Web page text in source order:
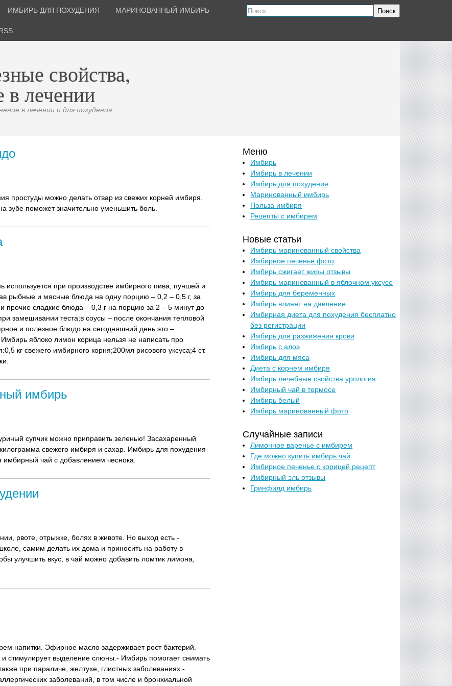
ИМБИРЬ ДЛЯ ПОХУДЕНИЯ МАРИНОВАННЫЙ ИМБИРЬ Поиск
свойства,
в лечении
в лечении и для похудения.
простуды можно делать отвар из свежих корней имбиря.
зубе поможет значительно уменьшить боль.
при производстве имбирного пива, пуншей и
рыбные и мясные блюда на одну порцию – 0,2 – 0,5 г, за
прочие сладкие блюда – 0,3 г на порцию за 2 – 5 минут до
замешивании теста;в соусы – после окончания тепловой
и полезное блюдо на сегодняшний день это –
яблоко лимон корица нельзя не написать про
кг свежего имбирного корня;200мл рисового уксуса;4 ст.
имбирь
супчик можно приправить зеленью! Засахаренный
свежего имбиря и сахар. Имбирь для похудения
чай с добавлением чеснока.
рвоте, отрыжке, болях в животе. Но выход есть -
самим делать их дома и приносить на работу в
улучшить вкус, в чай можно добавить ломтик лимона,
напитки. Эфирное масло задерживает рост бактерий.-
стимулирует выделение слюны.- Имбирь помогает снимать
при параличе, желтухе, глистных заболеваниях.-
заболеваний, в том числе и бронхиальной
Меню
Имбирь
Имбирь в лечении
Имбирь для похудения
Маринованный имбирь
Польза имбиря
Рецепты с имбирем
Новые статьи
Имбирь маринованный свойства
Имбирное печенье фото
Имбирь сжигает жиры отзывы
Имбирь маринованный в яблочном уксусе
Имбирь для беременных
Имбирь влияет на давление
Имбирная диета для похудения бесплатно
без регистрации
Имбирь для разжижения крови
Имбирь с алоэ
Имбирь для мяса
Диета с корнем имбиря
Имбирь лечебные свойства урология
Имбирный чай в термосе
Имбирь белый
Имбирь маринованный фото
Случайные записи
Лимонное варенье с имбирем
Где можно купить имбирь чай
Имбирное печенье с корицей рецепт
Имбирный эль отзывы
Гринфилд имбирь